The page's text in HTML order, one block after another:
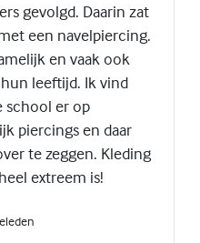
gevolgd. Daarin zat
een navelpiercing.
en vaak ook
leeftijd. Ik vind
school er op
piercings en daar
te zeggen. Kleding
extreem is!